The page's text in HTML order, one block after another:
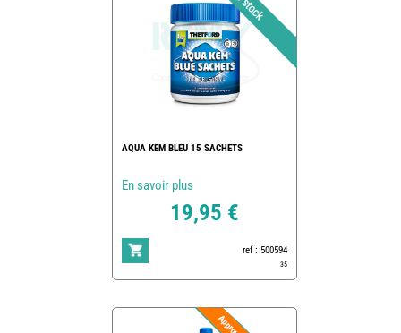
AQUA KEM BLEU 15 SACHETS
En savoir plus
19,95 €
ref : 500594
35